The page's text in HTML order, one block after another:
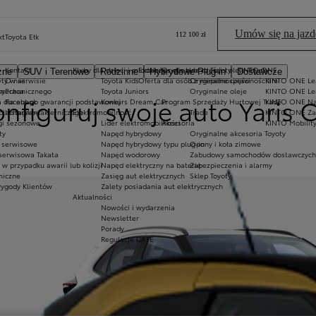
SUV i Terenowe Rodzinne Hybrydowe Plug-in
Dostawcze
Ekobonus dla hybryd Toyoty
Oferta dla osób z niepełnosprawnościami
Kluby dla dzieci i młodzieży
Toyota Kids
Toyota Juniors
Konkurs Dream Car
Elektromobilność
Lider elektromobilności
Napęd hybrydowy
Napęd hybrydowy typu plug-in
Napęd wodorowy
Napęd elektryczny na baterię
Zasięg aut elektrycznych
Zalety posiadania aut elektrycznych
Aktualności
Nowości i wydarzenia
Newsletter
Porady
Regulacje CAFE
KINTO ONE
KINTO ONE
KINTO ONE
KINTO ONE
KINTO ONE
KINTO Mobility
w serwisie
dla aut po gwarancji podstawowej
lakierniczego
sezonowe
serwisowe
Takata
w przypadku awarii lub kolizji
Klientów
Oryginalne części i oleje Toyoty
Oryginalne części
Oryginalne oleje
Program Sprzedaży Hurtowej Trade
Trade
Akcesoria
Oryginalne akcesoria Toyoty
Opony i koła zimowe
Zabudowy samochodów dostawczych
Zabezpieczenia i alarmy
Sklep Toyoty
Toyota Ełk
Kontakt
O nas
Praca
Facebook
Instagram
do nawigacji w widoku 360.
112 100 zł Umów się na
swoje auto Yaris